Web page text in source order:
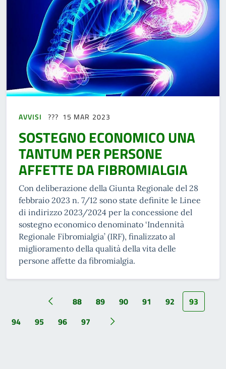
AVVISI 15 MAR 2023
SOSTEGNO ECONOMICO UNA
TANTUM PER PERSONE
AFFETTE DA FIBROMIALGIA
Con deliberazione della Giunta Regionale del 28
febbraio 2023 n. 7/12 sono state definite le Linee
di indirizzo 2023/2024 per la concessione del
sostegno economico denominato ‘Indennità
Regionale Fibromialgia’ (IRF), finalizzato al
miglioramento della qualità della vita delle
persone affette da fibromialgia.
88 89 90 91 92
93
94
95 96 97